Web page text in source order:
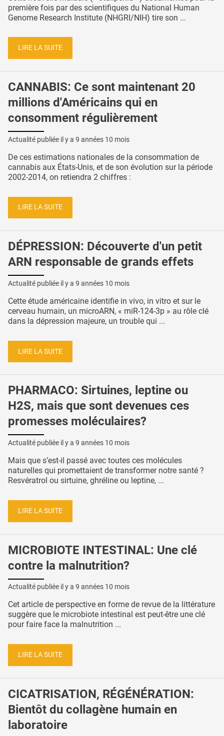
première fois par des scientifiques du National Human
Genome Research Institute (NHGRI/NIH) tire son ...
LIRE LA SUITE
CANNABIS: Ce sont maintenant 20
millions d'Américains qui en
consomment régulièrement
Actualité publiée il y a 9 années 10 mois
De ces estimations nationales de la consommation de
cannabis aux États-Unis, et de son évolution sur la période
2002-2014, on retiendra 2 chiffres :
LIRE LA SUITE
DÉPRESSION: Découverte d'un petit
ARN responsable de grands effets
Actualité publiée il y a 9 années 10 mois
Cette étude américaine identifie in vivo, in vitro et sur le
cerveau humain, un microARN, « miR-124-3p » au rôle clé
dans la dépression majeure, un trouble qui ...
LIRE LA SUITE
PHARMACO: Sirtuines, leptine ou
H2S, mais que sont devenues ces
promesses moléculaires?
Actualité publiée il y a 9 années 10 mois
Mais que s’est-il passé avec toutes ces molécules
naturelles qui promettaient de transformer notre santé ?
Resvératrol ou sirtuine, ghréline ou leptine, ...
LIRE LA SUITE
MICROBIOTE INTESTINAL: Une clé
contre la malnutrition?
Actualité publiée il y a 9 années 10 mois
Cet article de perspective en forme de revue de la littérature
suggère que le microbiote intestinal est peut-être une clé
pour faire face la malnutrition ...
LIRE LA SUITE
CICATRISATION, RÉGÉNÉRATION:
Bientôt du collagène humain en
laboratoire